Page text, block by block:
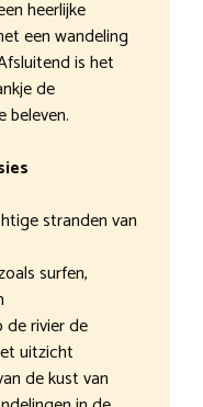
heerlijke
een wandeling
is het
de
stranden van
surfen,
rivier de
uitzicht
de kust van